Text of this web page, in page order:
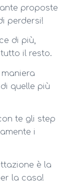
proposte
perdersi!
di più,
il resto.
quelle più
te gli step
i
è la
la casa!